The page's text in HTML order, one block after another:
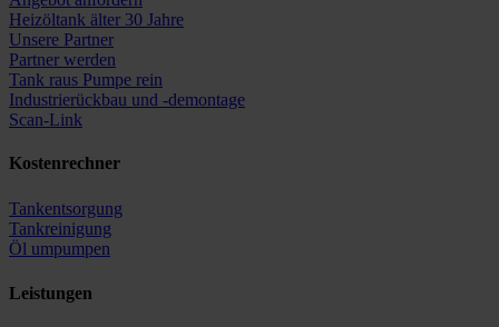
Heizöltank älter 30 Jahre
Unsere Partner
Partner werden
Tank raus Pumpe rein
Industrierückbau und -demontage
Scan-Link
Kostenrechner
Tankentsorgung
Tankreinigung
Öl umpumpen
Leistungen